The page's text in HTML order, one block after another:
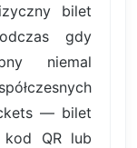
bilet
gdy
niemal
— bilet
QR lub